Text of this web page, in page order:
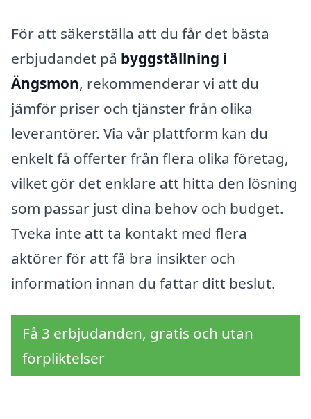
För att säkerställa att du får det bästa
erbjudandet på byggställning i
Ängsmon, rekommenderar vi att du
jämför priser och tjänster från olika
leverantörer. Via vår plattform kan du
enkelt få offerter från flera olika företag,
vilket gör det enklare att hitta den lösning
som passar just dina behov och budget.
Tveka inte att ta kontakt med flera
aktörer för att få bra insikter och
information innan du fattar ditt beslut.
Få 3 erbjudanden, gratis och utan
förpliktelser